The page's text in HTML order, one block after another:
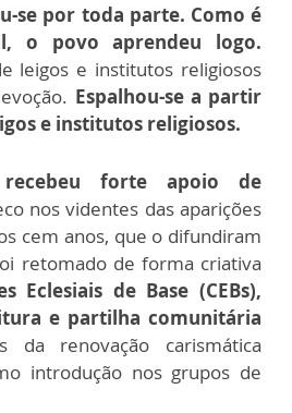
se por toda parte. Como é
o povo aprendeu logo.
leigos e institutos religiosos
Espalhou-se a partir
e institutos religiosos.
recebeu forte apoio de
nos videntes das aparições
cem anos, que o difundiram
retomado de forma criativa
Eclesiais de Base (CEBs),
e partilha comunitária
da renovação carismática
introdução nos grupos de